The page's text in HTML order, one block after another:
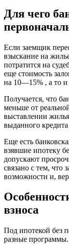
Для чего
Если заемщик
взыскание на
потратится на
еще стоимость
на 10—15% , а то и
Получается, что
меньше от
выставлении
выданного
Еще есть
взявшие ипотеку
допускают
связано с тем, что
возможности и,
взноса
Под ипотекой без
разные программы.